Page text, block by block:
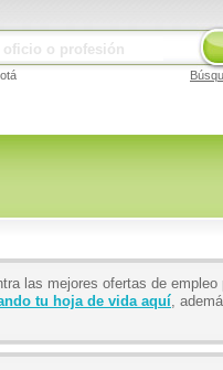
las mejores ofertas de empleo
tu hoja de vida aquí,